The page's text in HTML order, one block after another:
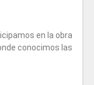
en la obra
conocimos las